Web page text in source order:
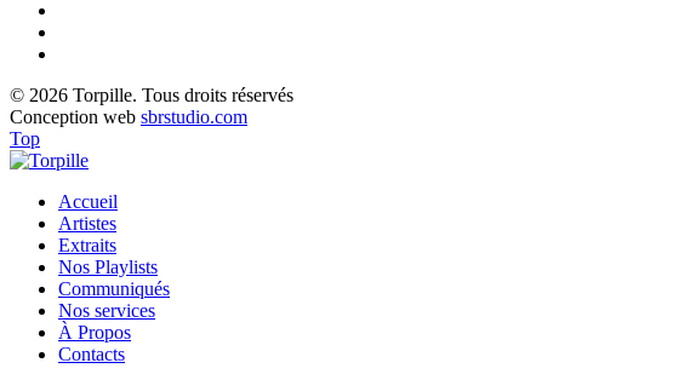
© 2026 Torpille. Tous droits réservés
Conception web sbrstudio.com
Top
Accueil
Artistes
Extraits
Nos Playlists
Communiqués
Nos services
À Propos
Contacts